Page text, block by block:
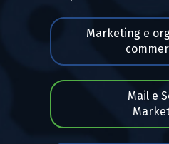
Marketing e
Mail e